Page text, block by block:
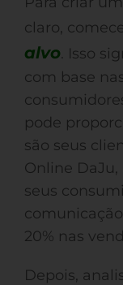
claro,
alvo. Isso
com base
pode
são seus
Online
seus
20% nas
Depois,